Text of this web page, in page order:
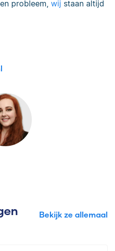
probleem, wij staan altijd
Bekijk ze allemaal